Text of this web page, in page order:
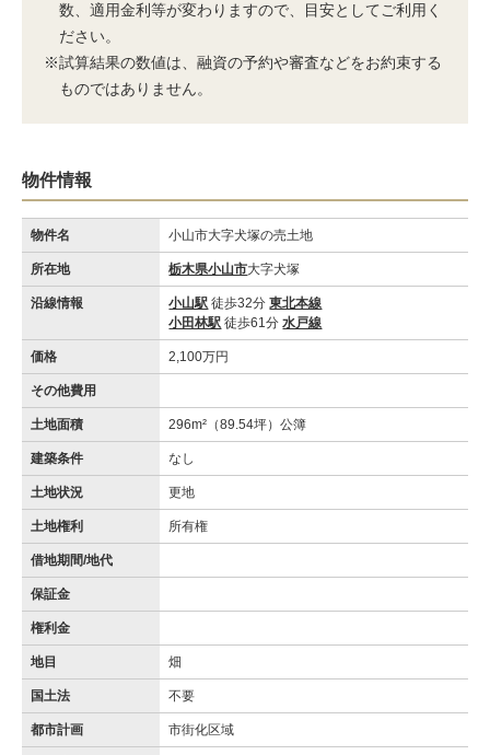
数、適用金利等が変わりますので、目安としてご利用く
ださい。
※試算結果の数値は、融資の予約や審査などをお約束する
ものではありません。
物件情報
物件名 小山市大字犬塚の売土地
所在地 栃木県小山市大字犬塚
沿線情報 小山駅 徒歩32分東北本線
小田林駅 徒歩61分水戸線
価格 2,100万円
その他費用
土地面積 296m²（89.54坪）公簿
建築条件 なし
土地状況 更地
土地権利 所有権
借地期間/地代
保証金
権利金
地目 畑
国土法 不要
都市計画 市街化区域